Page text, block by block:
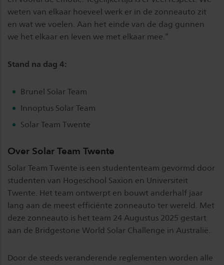
weten van elkaar hoeveel werk er in de zonneauto zit
en wat we voelen. Aan het einde van de dag gunnen
we het elkaar en leven we met elkaar mee.”
Stand na dag 4:
Brunel Solar Team
Innoptus Solar Team
Solar Team Twente
Over Solar Team Twente
Solar Team Twente is een studententeam gevormd door
studenten van Hogeschool Saxion en Universiteit
Twente. Het team ontwerpt en bouwt anderhalf jaar
lang aan de meest efficiënte zonneauto ter wereld. Met
deze zonneauto is het team 24 Augustus 2025 gestart
aan de Bridgestone World Solar Challenge in Australië.
Door de steeds veranderende reglementen worden alle